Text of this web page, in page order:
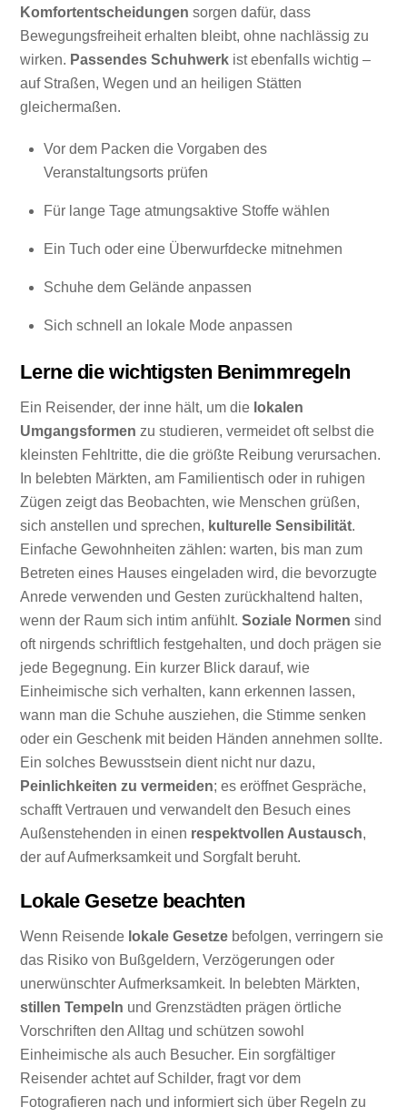
Komfortentscheidungen sorgen dafür, dass
Bewegungsfreiheit erhalten bleibt, ohne nachlässig zu
wirken. Passendes Schuhwerk ist ebenfalls wichtig –
auf Straßen, Wegen und an heiligen Stätten
gleichermaßen.
Vor dem Packen die Vorgaben des
Veranstaltungsorts prüfen
Für lange Tage atmungsaktive Stoffe wählen
Ein Tuch oder eine Überwurfdecke mitnehmen
Schuhe dem Gelände anpassen
Sich schnell an lokale Mode anpassen
Lerne die wichtigsten Benimmregeln
Ein Reisender, der inne hält, um die lokalen
Umgangsformen zu studieren, vermeidet oft selbst die
kleinsten Fehltritte, die die größte Reibung verursachen.
In belebten Märkten, am Familientisch oder in ruhigen
Zügen zeigt das Beobachten, wie Menschen grüßen,
sich anstellen und sprechen, kulturelle Sensibilität.
Einfache Gewohnheiten zählen: warten, bis man zum
Betreten eines Hauses eingeladen wird, die bevorzugte
Anrede verwenden und Gesten zurückhaltend halten,
wenn der Raum sich intim anfühlt.Soziale Normen sind
oft nirgends schriftlich festgehalten, und doch prägen sie
jede Begegnung. Ein kurzer Blick darauf, wie
Einheimische sich verhalten, kann erkennen lassen,
wann man die Schuhe ausziehen, die Stimme senken
oder ein Geschenk mit beiden Händen annehmen sollte.
Ein solches Bewusstsein dient nicht nur dazu,
Peinlichkeiten zu vermeiden; es eröffnet Gespräche,
schafft Vertrauen und verwandelt den Besuch eines
Außenstehenden in einen respektvollen Austausch,
der auf Aufmerksamkeit und Sorgfalt beruht.
Lokale Gesetze beachten
Wenn Reisende lokale Gesetze befolgen, verringern sie
das Risiko von Bußgeldern, Verzögerungen oder
unerwünschter Aufmerksamkeit. In belebten Märkten,
stillen Tempeln und Grenzstädten prägen örtliche
Vorschriften den Alltag und schützen sowohl
Einheimische als auch Besucher. Ein sorgfältiger
Reisender achtet auf Schilder, fragt vor dem
Fotografieren nach und informiert sich über Regeln zu